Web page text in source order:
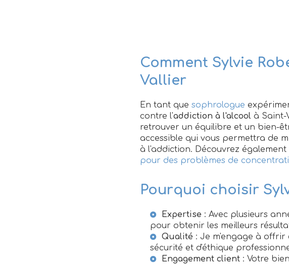
Comment Sylvie
Vallier
En tant que sophrologue
contre l'addiction à l'alcool à Saint-
retrouver un équilibre et un bien-
accessible qui vous permettra de
à l'addiction. Découvrez
pour des problèmes de
Pourquoi choisir
Expertise : Avec plusieurs
pour obtenir les meilleurs
Qualité : Je m'engage à offrir
sécurité et d'éthique
Engagement client : Votre